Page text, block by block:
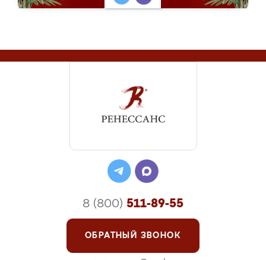
8 (800) 511-89-55
ОБРАТНЫЙ ЗВОНОК